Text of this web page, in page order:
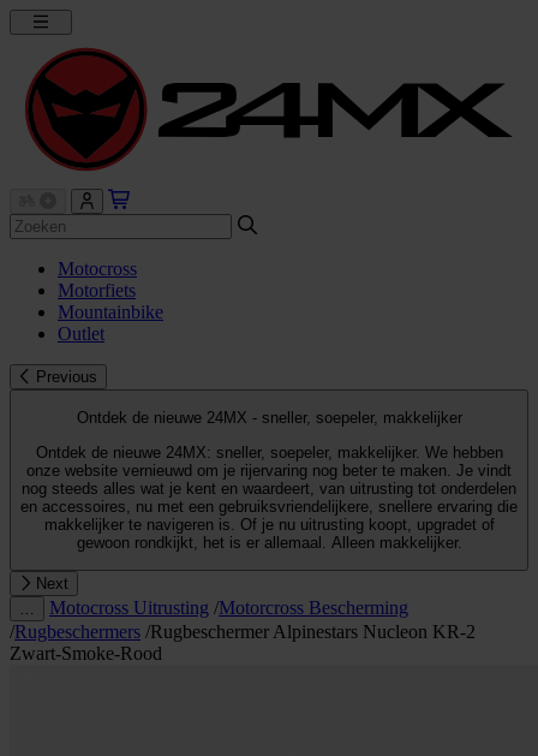
Motocross
Motorfiets
Mountainbike
Outlet
Previous
Ontdek de nieuwe 24MX - sneller, soepeler, makkelijker
Ontdek de nieuwe 24MX: sneller, soepeler, makkelijker. We hebben
onze website vernieuwd om je rijervaring nog beter te maken. Je vindt
nog steeds alles wat je kent en waardeert, van uitrusting tot onderdelen
en accessoires, nu met een gebruiksvriendelijkere, snellere ervaring die
makkelijker te navigeren is. Of je nu uitrusting koopt, upgradet of
gewoon rondkijkt, het is er allemaal. Alleen makkelijker.
Next
Motocross Uitrusting /Motorcross Bescherming
/Rugbeschermers /Rugbeschermer Alpinestars Nucleon KR-2
Zwart-Smoke-Rood